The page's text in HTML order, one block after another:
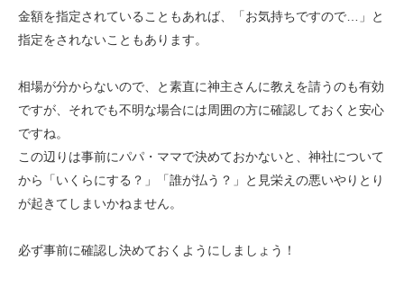
金額を指定されていることもあれば、「お気持ちですので…」と
指定をされないこともあります。
相場が分からないので、と素直に神主さんに教えを請うのも有効
ですが、それでも不明な場合には周囲の方に確認しておくと安心
ですね。
この辺りは事前にパパ・ママで決めておかないと、神社について
から「いくらにする？」「誰が払う？」と見栄えの悪いやりとり
が起きてしまいかねません。
必ず事前に確認し決めておくようにしましょう！